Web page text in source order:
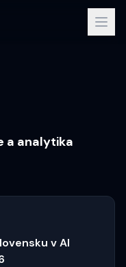
a analytika
v AI